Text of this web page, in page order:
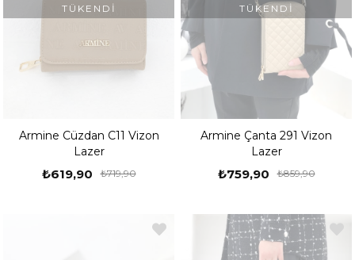
TÜKENDI
Armine Cüzdan C11 Vizon
Lazer
₺619,90 ₺719,90
TÜKENDI
Armine Çanta 291 Vizon
Lazer
₺759,90 ₺859,90